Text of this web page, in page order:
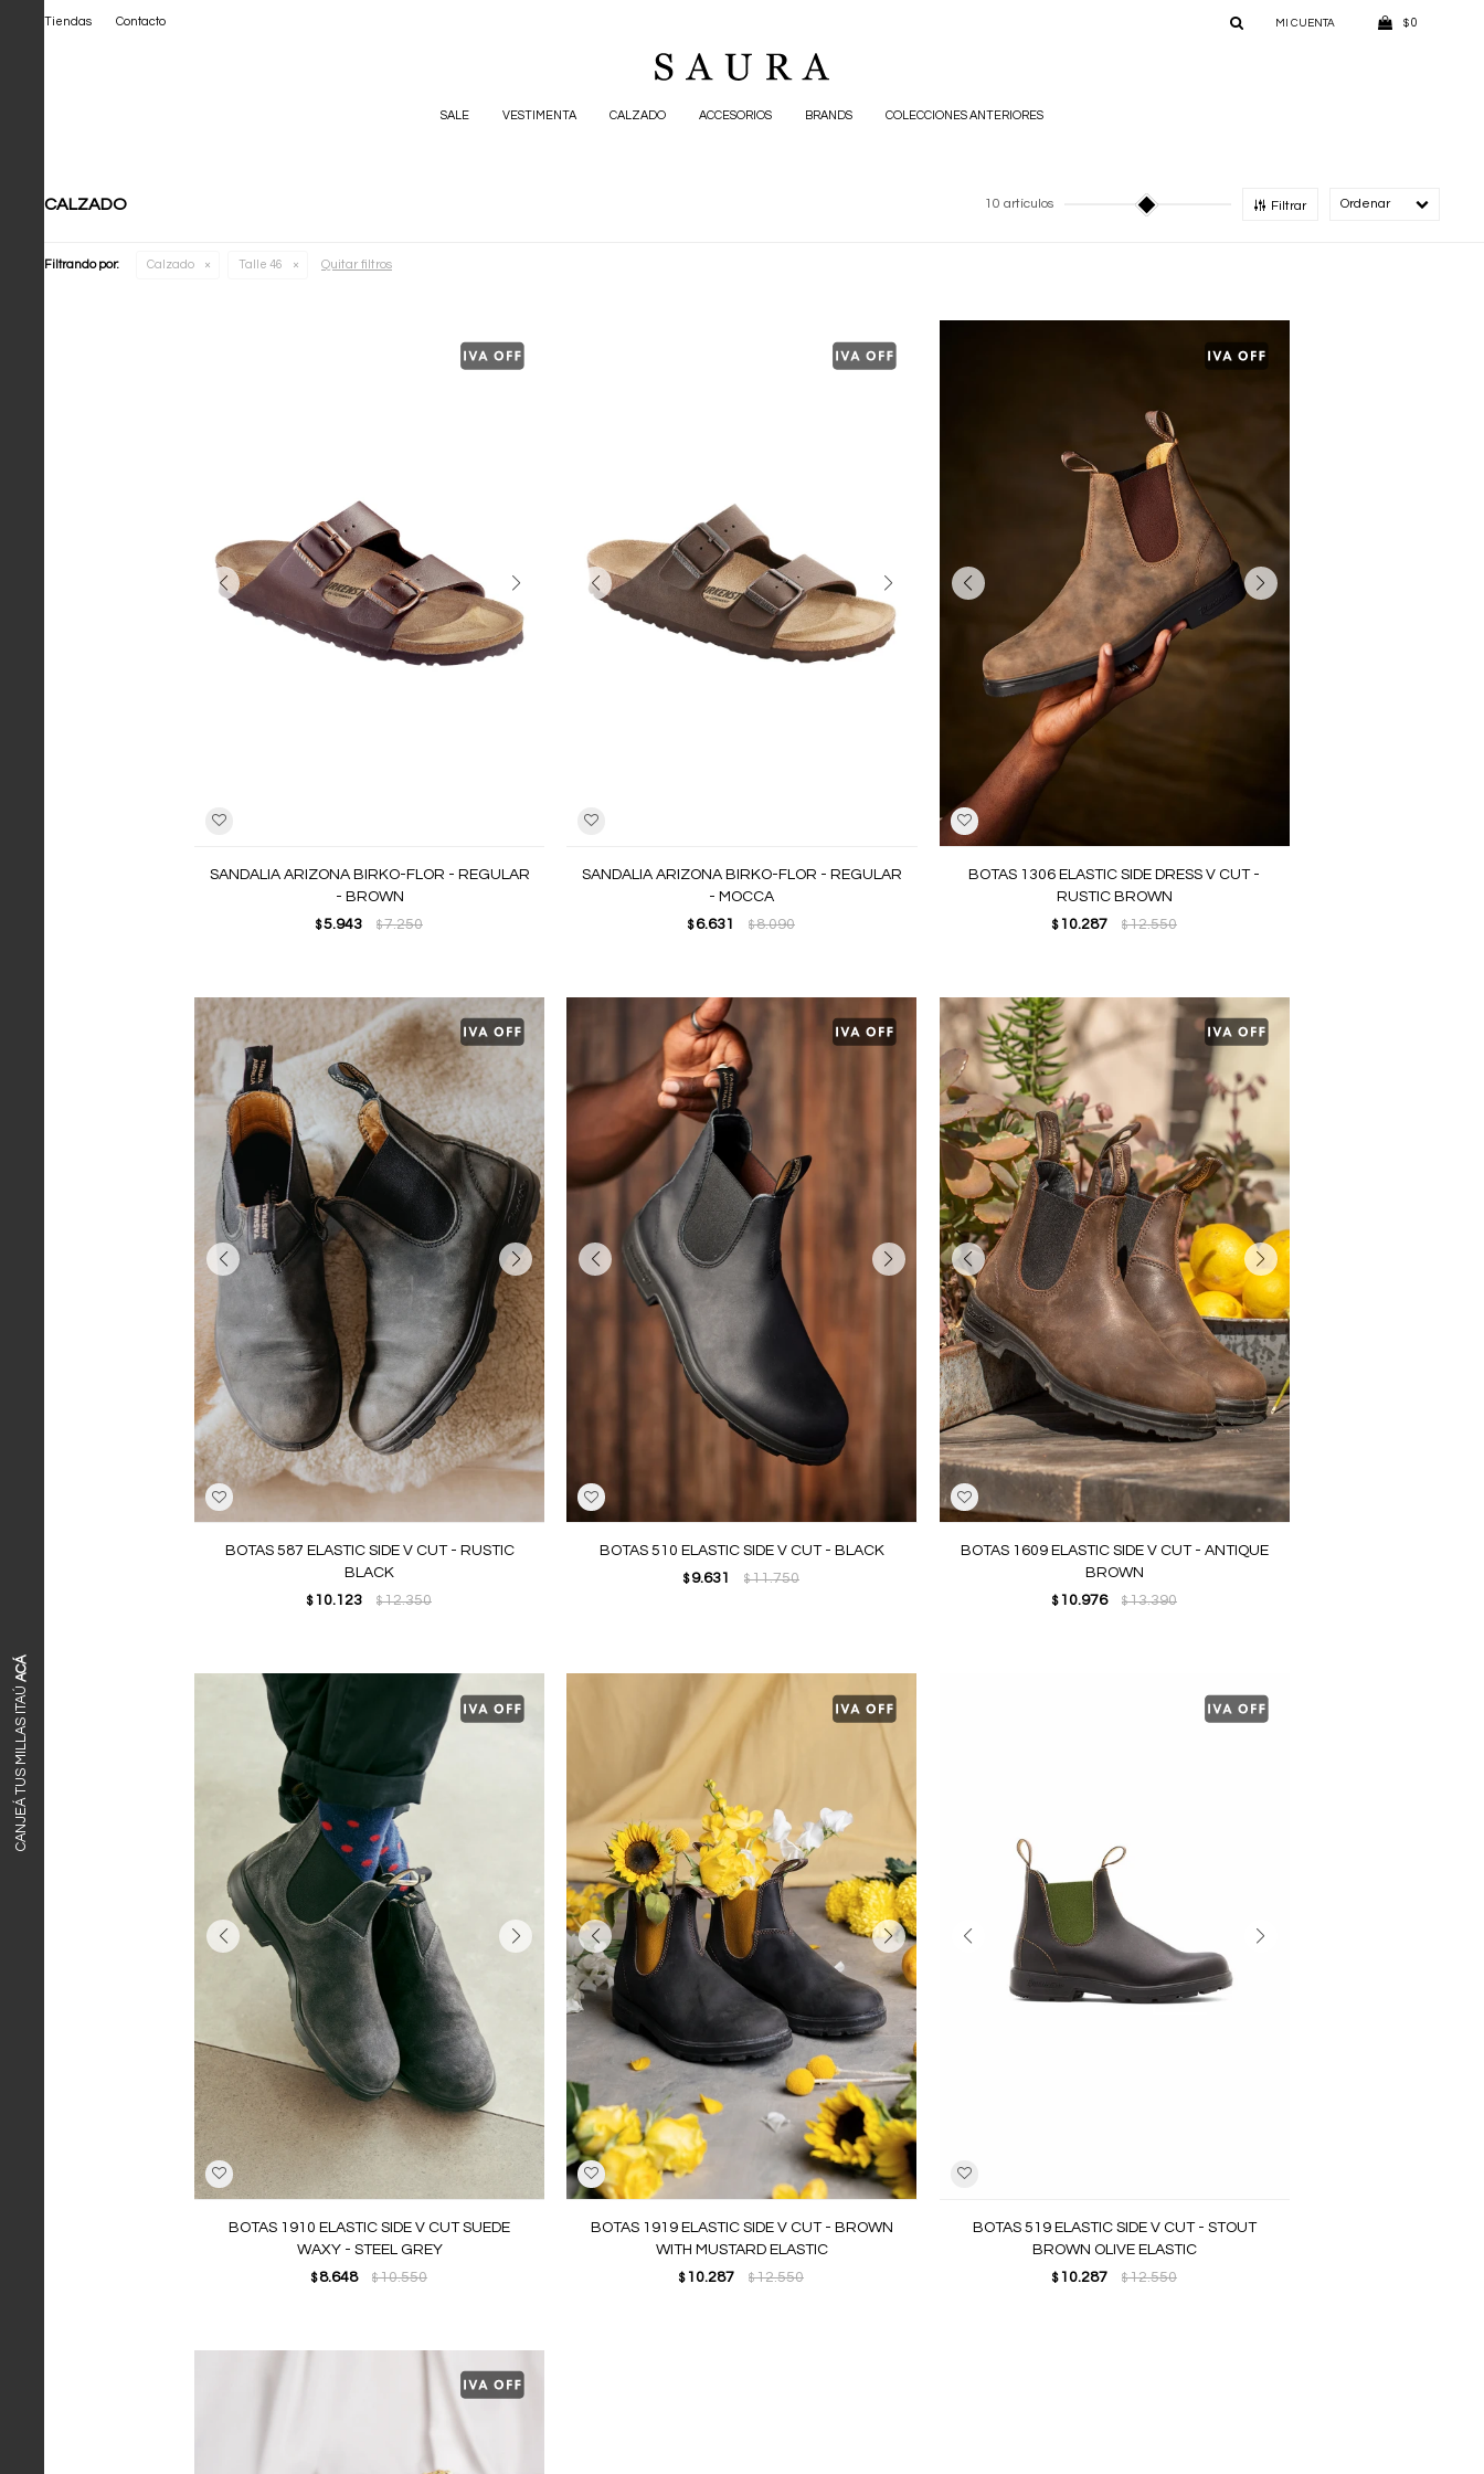
SALE VESTIMENTA CALZADO ACCESORIOS BRANDS COLECCIONES ANTERIORES
$ 0
Tiendas Contacto
CANJEÁ TUS MILLAS ITAÚ
ACÁ
CALZADO 10 artículos Filtrar
Filtrando por: Calzado Talle 46 Quitar filtros
SANDALIA ARIZONA BIRKO-FLOR - REGULAR
- BROWN
$5.943 $7.250
SANDALIA ARIZONA BIRKO-FLOR - REGULAR
- MOCCA
$ 6.631 $8.090
BOTAS 1306 ELASTIC SIDE DRESS V CUT -
RUSTIC BROWN
$ 10.287 $12.550
BOTAS 587 ELASTIC SIDE V CUT - RUSTIC
BLACK
$ 10.123 $12.350
BOTAS 510 ELASTIC SIDE V CUT - BLACK
$ 9.631 $11.750
BOTAS 1609 ELASTIC SIDE V CUT - ANTIQUE
BROWN
$ 10.976 $13.390
BOTAS 1910 ELASTIC SIDE V CUT SUEDE
WAXY - STEEL GREY
$ 8.648 $10.550
BOTAS 1919 ELASTIC SIDE V CUT - BROWN
WITH MUSTARD ELASTIC
$ 10.287 $12.550
BOTAS 519 ELASTIC SIDE V CUT - STOUT
BROWN OLIVE ELASTIC
$ 10.287 $12.550